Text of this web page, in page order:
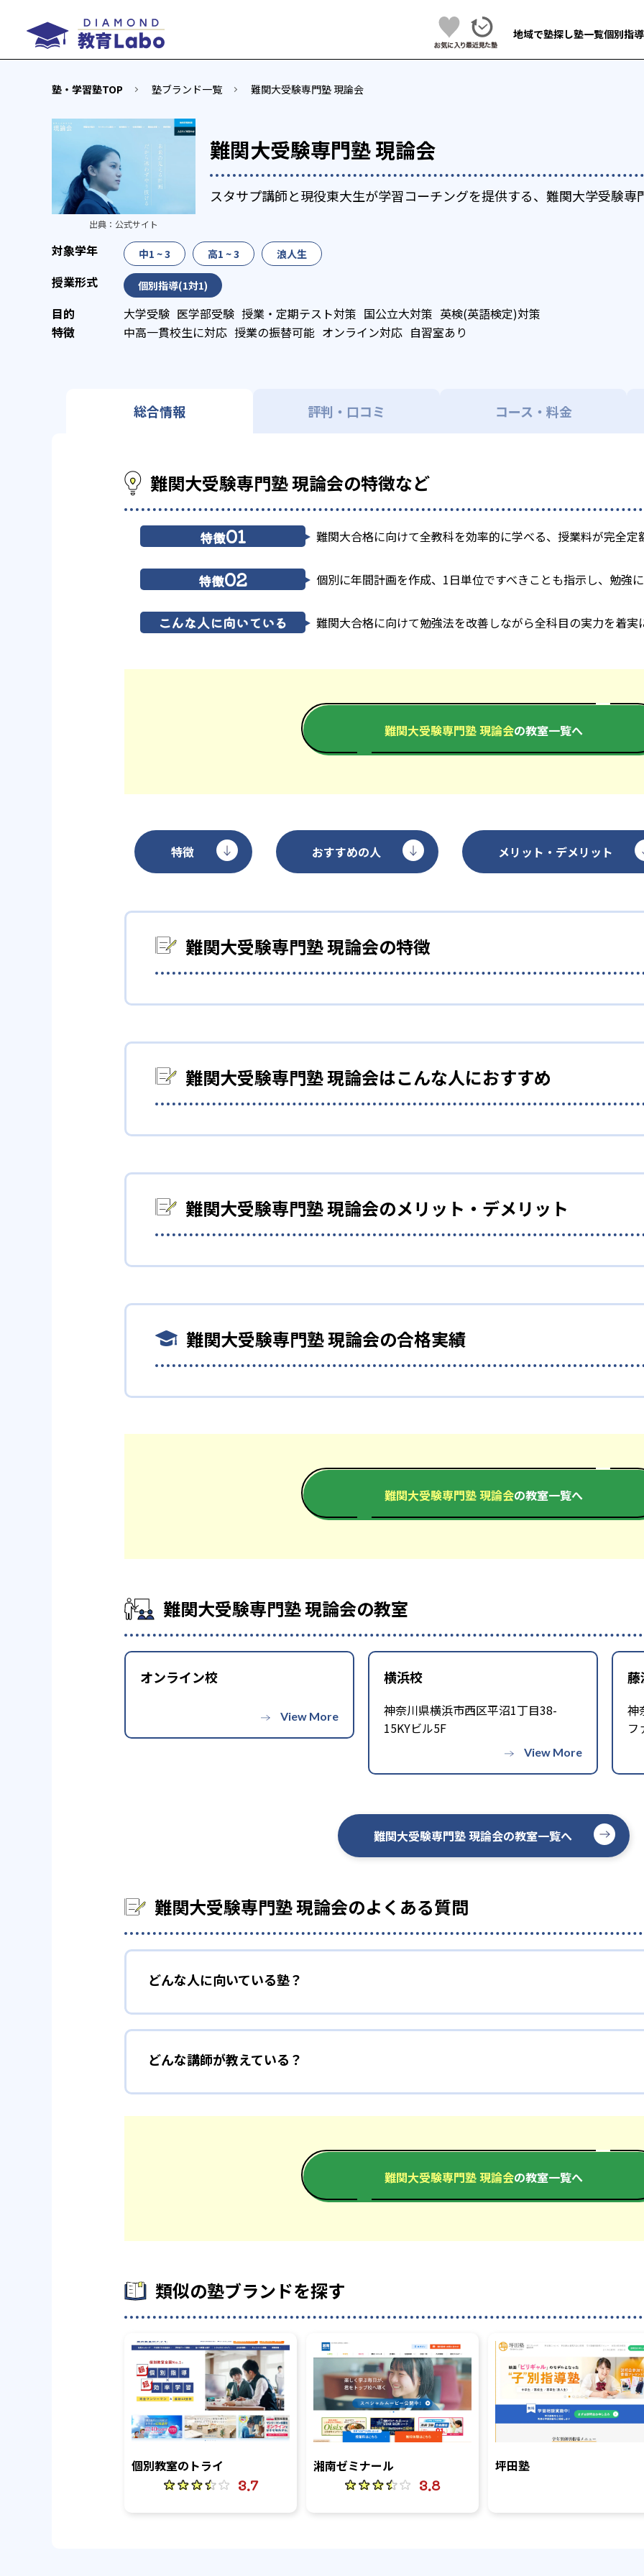
地域で塾探し塾一覧個別指
塾・学習塾TOP 塾ブランド一覧 難関大受験専門塾 現論会
難関大受験専門塾 現論会
スタサプ講師と現役東大生が学習コーチングを提供する、難関大学受験専
出典： 公式サイト
中1 ~ 3 高1 ~ 3 浪人生
個別指導(1対1)
大学受験 医学部受験 授業・定期テスト対策 国公立大対策 英検(英語検定)対策
中高一貫校生に対応 授業の振替可能 オンライン対応 自習室あり
総合情報 評判・口コミ コース・料金
難関大受験専門塾 現論会の特徴など
特徴01 難関大合格に向けて全教科を効率的に学べる、授業料が完全定
特徴02 個別に年間計画を作成、1日単位ですべきことも指示し、勉強
こんな人に向いている 難関大合格に向けて勉強法を改善しながら全科目の実力を着
難関大受験専門塾 現論会の教室一覧へ
特徴 おすすめの人 メリット・デメリット
難関大受験専門塾 現論会の特徴
01 一流の講師が、生徒それぞれのオーダーメイド年間計画を作
現論会では、スタディサプリ大学受験講座の現代文講座で有名な柳生好之先生（現論会代表
カリキュラムは、生徒一人ひとりの成績に最適化する形で、個別のオーダーメイド年間計画
をとれるよう、指導を行う。
02 週間計画で勉強に集中できる環境を実現
現論会では、個別に作成したオーダーメイド年間計画を基にして、一週間単位に落とし込ん
この週間計画では、勉強すべき科目・参考書について1日単位で指示すると共に、「何ページ
03 授業料が完全定額制
現論会では、授業料を完全定額制としている。科目ごとの追加料金や特別講習の料金などを
料に含まれる。
高校1・2年生については、全科目を対象とする完全定額制の1プランのみを設定。高校3年生
指導が不可欠であると考えており、そのための取り組みとして完全定額制は導入されている。
難関大受験専門塾 現論会はこんな人におすすめ
難関大合格に向けてきめ細かい個別指導を受けたい人向け
現論会では、生徒ごとに年間計画と週間計画を作成するため、課題が可視化され迷うことな
現論会において作成される学習計画は、生徒それぞれの部活／学校行事／体調などに合わせ
難関大受験専門塾 現論会のメリット・デメリット
どんなメリットがある？
・再現性のある勉強計画で実力をつけられる
現論会では、実際に成績が上がった実績のある勉強法のみを用いて学習指導を行っ
ている。生徒の成績が伸び悩む場合も、「理由を特定した上で課題の解消につなが
現論会では、生徒が抱える「何をすべきかわからない不安」について、自習の集中力を妨げ
り、その解消に注力している。年間計画を立てると共に、その計画を「今日はこれ、明日は
し込むため、生徒はやるべきことが明確になる。受験勉強で抱えがちな悩みにとらわれず、
現論会では、全国16校舎（2023年時点）に加えて、オンライン校でも同じ品質の授業を展開
どんなデメリットがある？
現論会のデメリットは、集団塾の一般的なデメリットとなる。すなわち、個別指導塾のよう
がある。また難関大受験に特化しているため、通常のテスト勉強にどこまで対応してくれるか
また、現状では大都市部にしか教室がない。オンラインでも受講は可能だが、地方都市の場
る。気になる場合は、近くの教室を訪ねてみることを推奨する。
難関大受験専門塾 現論会の合格実績
難関大受験専門塾 現論会の合格実績は？
難関大受験専門塾 現論会の教室一覧へ
難関大受験専門塾 現論会の教室
オンライン校 横浜校
神奈川県横浜市西区平沼1丁目38-
15KYビル5F
藤
神
フ
難関大受験専門塾 現論会の教室一覧へ
難関大受験専門塾 現論会のよくある質問
どんな人に向いている塾？
どんな講師が教えている？
難関大受験専門塾 現論会の教室一覧へ
類似の塾ブランドを探す
個別教室のトライ
3.7
湘南ゼミナール
3.8
坪田塾